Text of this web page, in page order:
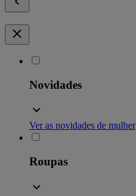
Novidades
Ver as novidades de mulher
Roupas